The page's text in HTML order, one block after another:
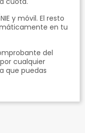
y móvil. El resto
en tu
del
cualquier
que puedas